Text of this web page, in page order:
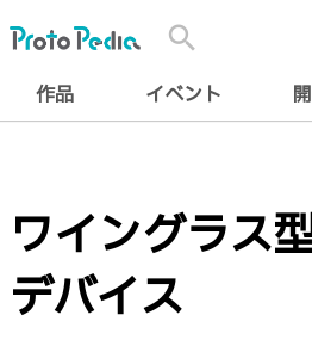
search
作品 イベント
ワイングラス
デバイス